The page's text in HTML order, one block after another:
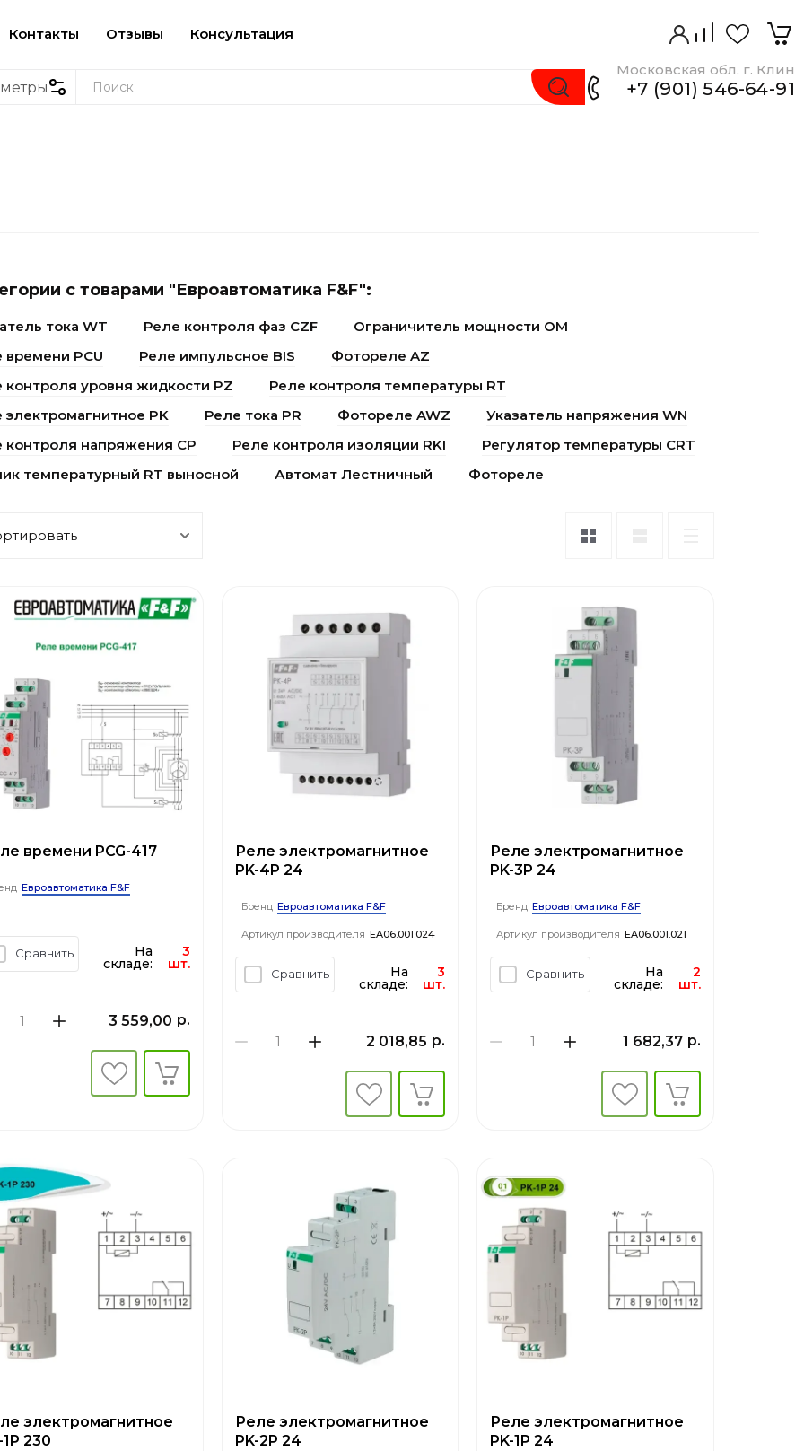
Контакты Отзывы Консультация
Московская обл. г. Клин
+7 (901) 546-64-91
с товарами "Евроавтоматика F&F":
тока WT Реле контроля фаз CZF
Ограничитель мощности ОМ
времени PCU
Реле импульсное BIS
Фотореле AZ
контроля уровня жидкости PZ
Реле контроля температуры RT
электромагнитное PK
Реле тока PR Фотореле AWZ
Указатель напряжения WN
контроля напряжения CP
Реле контроля изоляции RKI
Регулятор температуры CRT
температурный RT выносной
Автомат Лестничный Фотореле
времени PCG-417
Евроавтоматика F&F
Сравнить На 3
Реле электромагнитное
PK-4P 24
Бренд Евроавтоматика F&F
Артикул производителя EA06.001.024
Сравнить На
складе:
3
шт.
2 018,85 р.
Реле электромагнитное
PK-3P 24
Бренд Евроавтоматика F&F
Артикул производителя EA06.001.021
Сравнить На
складе:
2
шт.
1 682,37 р.
электромагнитное
1P 230
Реле электромагнитное
PK-2P 24
Реле электромагнитное
PK-1P 24